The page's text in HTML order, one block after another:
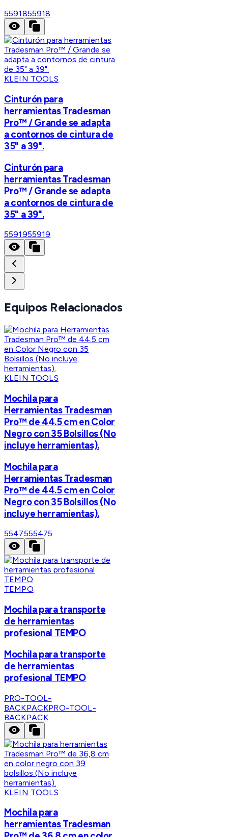
5591855918
KLEIN TOOLS
Cinturón para
herramientas Tradesman
Pro™ / Grande se adapta
a contornos de cintura de
35" a 39".
Cinturón para
herramientas Tradesman
Pro™ / Grande se adapta
a contornos de cintura de
35" a 39".
5591955919
Equipos Relacionados
KLEIN TOOLS
Mochila para
Herramientas Tradesman
Pro™ de 44.5 cm en Color
Negro con 35 Bolsillos (No
incluye herramientas).
Mochila para
Herramientas Tradesman
Pro™ de 44.5 cm en Color
Negro con 35 Bolsillos (No
incluye herramientas).
5547555475
TEMPO
Mochila para transporte
de herramientas
profesional TEMPO
Mochila para transporte
de herramientas
profesional TEMPO
PRO-TOOL-
BACKPACKPRO-TOOL-
BACKPACK
KLEIN TOOLS
Mochila para
herramientas Tradesman